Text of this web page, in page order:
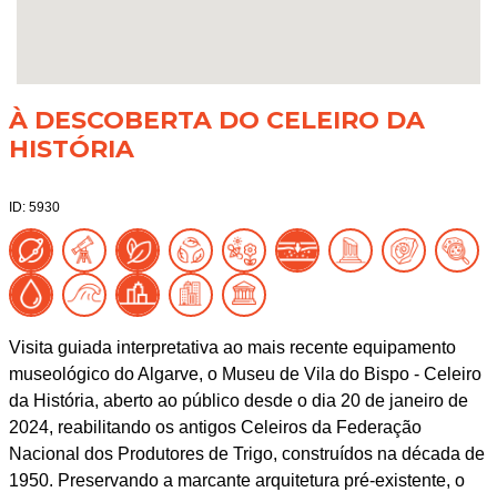
À DESCOBERTA DO CELEIRO DA
HISTÓRIA
ID: 5930
Visita guiada interpretativa ao mais recente equipamento
museológico do Algarve, o Museu de Vila do Bispo - Celeiro
da História, aberto ao público desde o dia 20 de janeiro de
2024, reabilitando os antigos Celeiros da Federação
Nacional dos Produtores de Trigo, construídos na década de
1950. Preservando a marcante arquitetura pré-existente, o